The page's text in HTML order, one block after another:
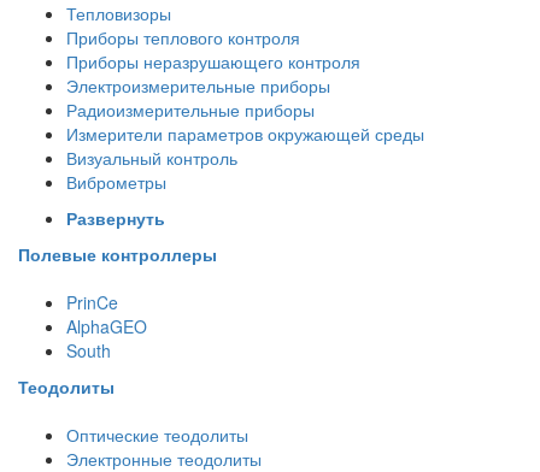
Тепловизоры
Приборы теплового контроля
Приборы неразрушающего контроля
Электроизмерительные приборы
Радиоизмерительные приборы
Измерители параметров окружающей среды
Визуальный контроль
Виброметры
Развернуть
Полевые контроллеры
PrinCe
AlphaGEO
South
Теодолиты
Оптические теодолиты
Электронные теодолиты